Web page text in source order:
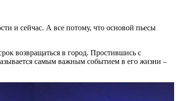
и сейчас. А все потому, что основой пьесы
возвращаться в город. Простившись с
самым важным событием в его жизни –